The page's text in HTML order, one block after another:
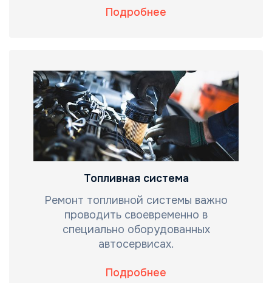
Подробнее
Топливная система
Ремонт топливной системы важно
проводить своевременно в
специально оборудованных
автосервисах.
Подробнее